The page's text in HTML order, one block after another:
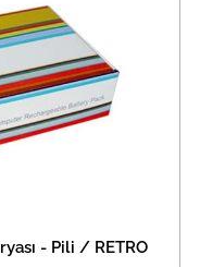
- Pili / RETRO